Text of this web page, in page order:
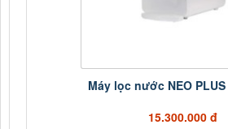
Máy lọc nước NEO PLUS
15.300.000 đ